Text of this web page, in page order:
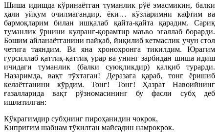
Шиша идишда кўринаётган туманлик рўё эмасмикин, балки
ҳали уйқум очилмагандир, ёки… кўзларимни кафтим ва
бармоқларим билан ишқалаб қайта-қайта қарадим. Сариқ
туманлик ўрнини кулранг-қорамтир маъво эгаллаб борарди.
Бошим айланаётганини пайқаб, йиқилиб кетмаслик учун стол
четига таяндим. Ва яна хронохронга тикилдим. Юрагим
гурсиллаб қаттиқ-қаттиқ урар ва унинг зарбидан шиша идиш
ичидаги туманлик (балки суюқликдир) қалқиб турарди.
Назаримда, вақт тўхтаган! Деразага қараб, тонг ёришиб
келаётганини кўрдим. Тонг! Тонг! Ҳазрат Навоийнинг
ғазалларида вақт рўзномасининг бу фасли субҳ деб
ишлатилган:
Кўкрагимдир субҳнинг пироҳанидин чокрок,
Кипригим шабнам тўкилган майсадин намрокрок.